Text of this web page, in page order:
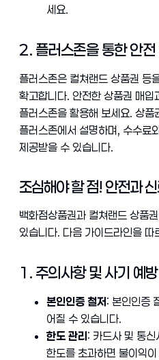
세요.
2. 플러스존을 통한 안전
플러스존은 컬쳐랜드 상품권 등
확고합니다. 안전한 상품권 매입
플러스존을 활용해 보세요. 상품
플러스존에서 설명하며, 수수료
제공받을 수 있습니다.
조심해야 할 점! 안전과
백화점상품권과 컬쳐랜드 상품
있습니다. 다음 가이드라인을 따
1. 주의사항 및 사기 예방
본인인증 철저: 본인인증
어질 수 있습니다.
한도 관리: 카드사 및 통
한도를 초과하면 불이익